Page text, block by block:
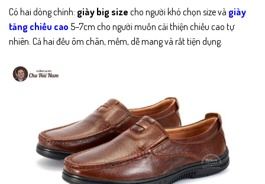
Có hai dòng chính: giày big size cho người khó chọn size và giày
tăng chiều cao 5–7cm cho người muốn cải thiện chiều cao tự
nhiên. Cả hai đều ôm chân, mềm, dễ mang và rất tiện dụng.